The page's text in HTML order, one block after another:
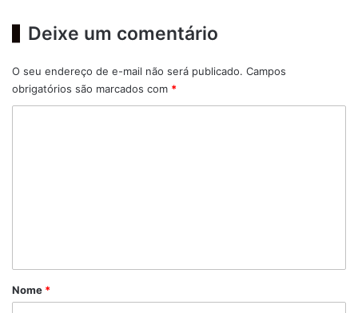
Deixe um comentário
O seu endereço de e-mail não será publicado. Campos
obrigatórios são marcados com *
rNome *